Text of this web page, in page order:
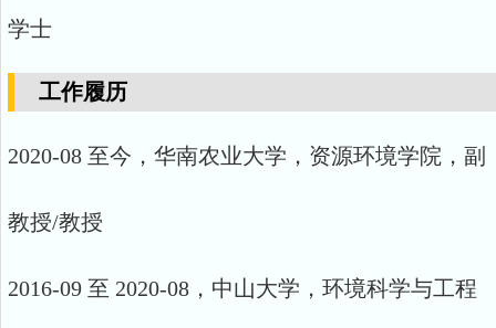
学士
工作履历
2020-08 至今，华南农业大学，资源环境学院，副
教授/教授
2016-09 至 2020-08，中山大学，环境科学与工程